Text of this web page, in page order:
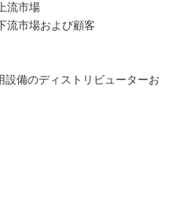
流市場
流市場および顧客
備のディストリビューターお